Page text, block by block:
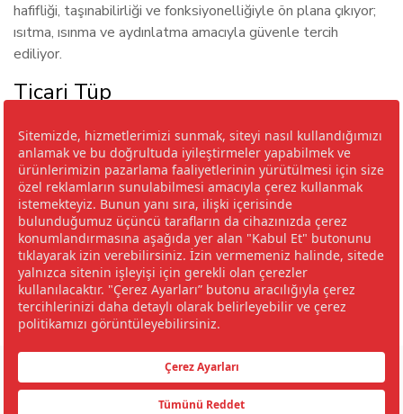
hafifliği, taşınabilirliği ve fonksiyonelliğiyle ön plana çıkıyor;
ısıtma, ısınma ve aydınlatma amacıyla güvenle tercih
ediliyor.
Ticari Tüp
işyerleri gibi tüketimin yüksek olduğu yerlerde ve doğal
gazın bulunmadığı yerlerde, kombileri çalıştırmak için tercih
ediliyor.
Sanayi Tüpü
İçindeki LPG miktarı 45 kg olan Exengaz sanayi tüpleri, LPG
tüketimi yüksek olan sanayi ve ticari kuruluşlarca
kullanılıyor.
ÇEREZ POLİTİKASI VE ÇEREZ TERCİHLERİNİZ
KALİTE POLİTİKASI
İŞ SAĞLIĞI VE GÜVENLİĞİ POLİTİKASI